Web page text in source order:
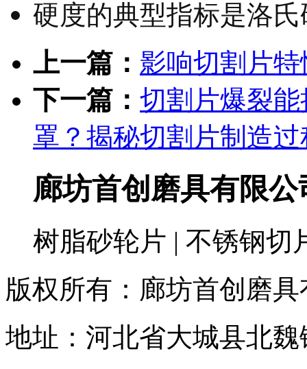
硬度的典型指标是洛
上一篇： 影响切割片
下一篇： 切割片爆裂
罩？揭秘切割片制造过
廊坊首创磨具有限公
树脂砂轮片 | 不锈钢切
版权所有：廊坊首创磨
地址：河北省大城县北